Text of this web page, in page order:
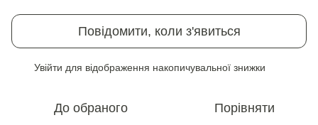
Повідомити, коли з'явиться
Увійти для відображення накопичувальної знижки
До обраного Порівняти